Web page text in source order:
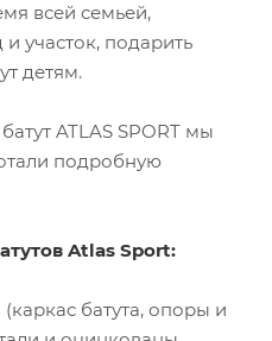
всей семьей,
участок, подарить
детям.
ATLAS SPORT мы
подробную
Atlas Sport:
батута, опоры и